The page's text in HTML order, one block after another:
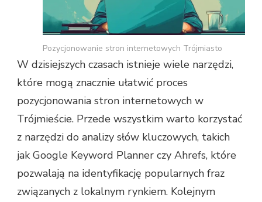
Pozycjonowanie stron internetowych Trójmiasto
W dzisiejszych czasach istnieje wiele narzędzi,
które mogą znacznie ułatwić proces
pozycjonowania stron internetowych w
Trójmieście. Przede wszystkim warto korzystać
z narzędzi do analizy słów kluczowych, takich
jak Google Keyword Planner czy Ahrefs, które
pozwalają na identyfikację popularnych fraz
związanych z lokalnym rynkiem. Kolejnym